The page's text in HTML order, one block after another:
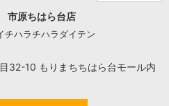
市原ちはら台店
チハラチハラダイテン
32-10 もりまちちはら台モール内